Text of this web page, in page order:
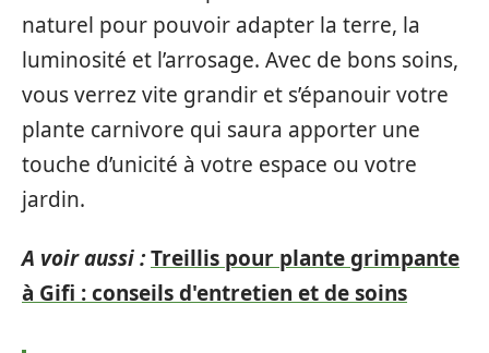
naturel pour pouvoir adapter la terre, la
luminosité et l’arrosage. Avec de bons soins,
vous verrez vite grandir et s’épanouir votre
plante carnivore qui saura apporter une
touche d’unicité à votre espace ou votre
jardin.
A voir aussi :Treillis pour plante grimpante
à Gifi : conseils d'entretien et de soins